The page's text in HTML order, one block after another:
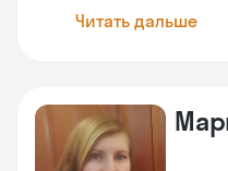
Читать дальше